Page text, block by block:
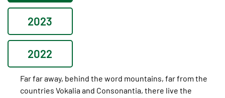
2023
2022
Far far away, behind the word mountains, far from the
countries Vokalia and Consonantia, there live the